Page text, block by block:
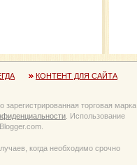
КОНТЕНТ ДЛЯ САЙТА
торговая марка.
. Использование
когда необходимо срочно